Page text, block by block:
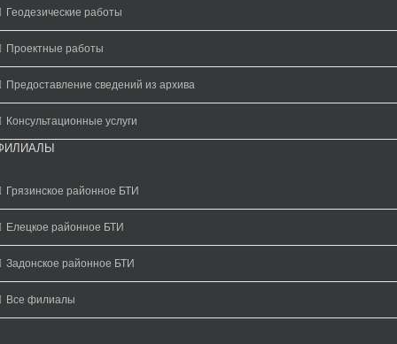
Геодезические работы
Проектные работы
Предоставление сведений из архива
Консультационные услуги
Грязинское районное БТИ
Елецкое районное БТИ
Задонское районное БТИ
Все филиалы